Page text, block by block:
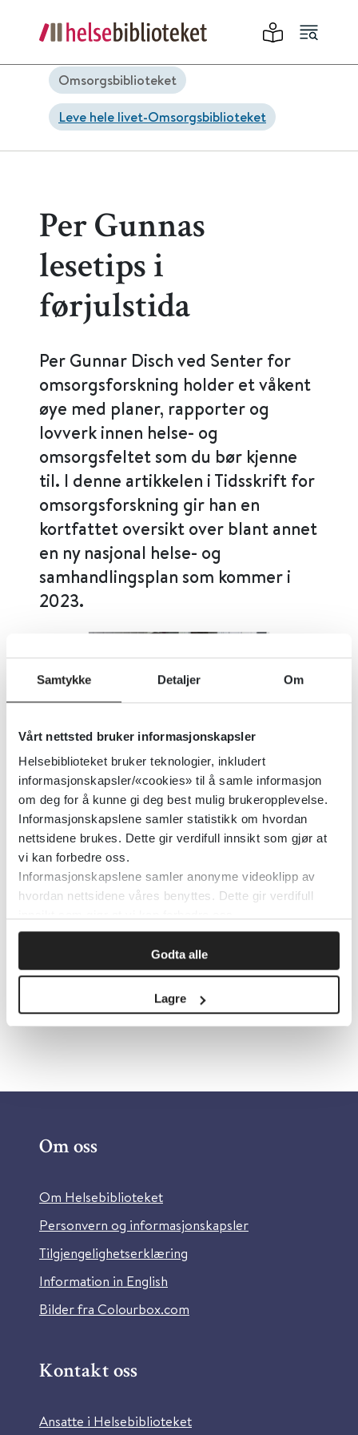
Samtykke Detaljer Om
Vårt nettsted bruker informasjonskapsler
Helsebiblioteket bruker teknologier, inkludert
informasjonskapsler/«cookies» til å samle informasjon
om deg for å kunne gi deg best mulig brukeropplevelse.
Informasjonskapslene samler statistikk om hvordan
nettsidene brukes. Dette gir verdifull innsikt som gjør at
vi kan forbedre oss.
Informasjonskapslene samler anonyme videoklipp av
hvordan nettsidene våres benyttes. Dette gir verdifull
Godta alle
Lagre
Omsorgsbiblioteket
Leve hele livet-Omsorgsbiblioteket
Per Gunnas
lesetips i
førjulstida
Per Gunnar Disch ved Senter for
omsorgsforskning holder et våkent
øye med planer, rapporter og
lovverk innen helse- og
omsorgsfeltet som du bør kjenne
til. I denne artikkelen i Tidsskrift for
omsorgsforskning gir han en
kortfattet oversikt over blant annet
en ny nasjonal helse- og
samhandlingsplan som kommer i
2023.
Ber Gunnar Disch i julestemning. Foto: Privat
Publisert 09. desember 2022
Klikk her for å lese artikkelen.
Om oss
Om Helsebiblioteket
Personvern og informasjonskapsler
Tilgjengelighetserklæring
Information in English
Bilder fra Colourbox.com
Kontakt oss
Ansatte i Helsebiblioteket